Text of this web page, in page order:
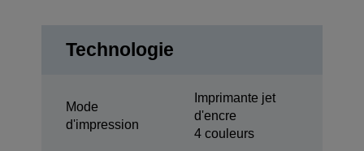
Technologie
Mode
d'impression
Imprimante jet
d'encre
4 couleurs